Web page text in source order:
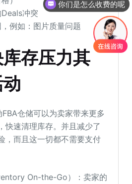
冲突
例如：图片质量问题
存压力其
FBA仓储可以为卖家带来更多
快速清理库存。并且减少了
，而且这一切都不需要支付
On-the-Go）：卖家的
你们是怎么收费的呢